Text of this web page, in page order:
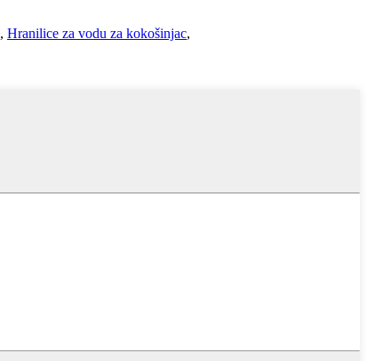
, Hranilice za vodu za kokošinjac,